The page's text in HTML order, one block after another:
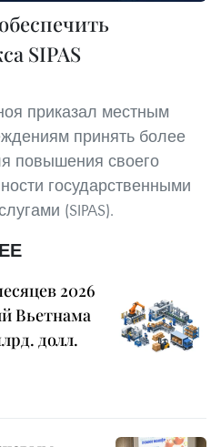
SIPAS
приказал местным
принять более
повышения своего
государственными
(SIPAS).
2026
Вьетнама
долл.